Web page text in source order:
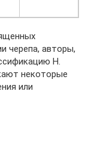
черепа, авторы,
H.
некоторые
или